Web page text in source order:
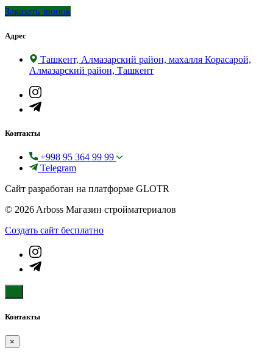
Заказать звонок
Адрес
Ташкент, Алмазарский район, махалля Корасарой,
Алмазарский район, Ташкент
Контакты
+998 95 364 99 99
Telegram
Сайт разработан на платформе GLOTR
© 2026 Arboss Магазин стройматериалов
Создать cайт бесплатно
Контакты
×